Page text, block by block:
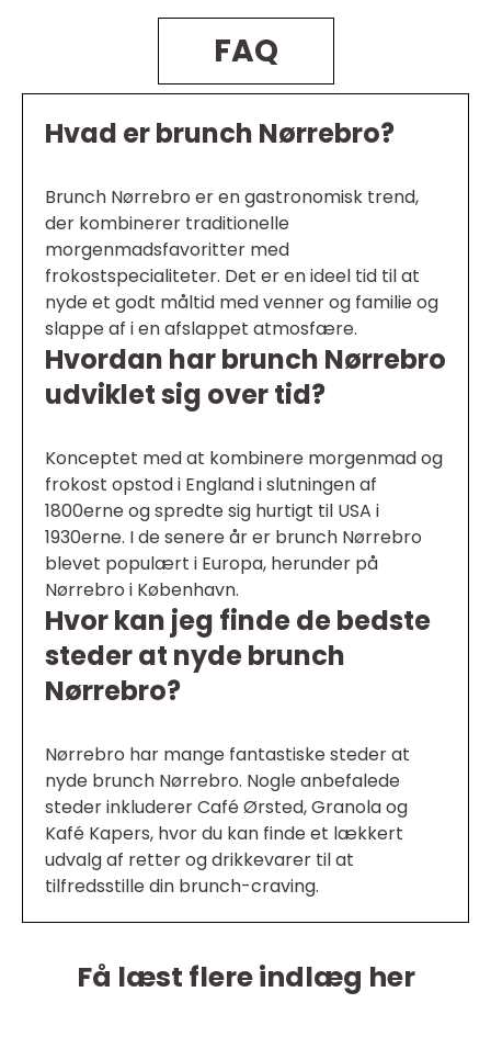
FAQ
Hvad er brunch Nørrebro?
Brunch Nørrebro er en gastronomisk trend,
der kombinerer traditionelle
morgenmadsfavoritter med
frokostspecialiteter. Det er en ideel tid til at
nyde et godt måltid med venner og familie og
slappe af i en afslappet atmosfære.
Hvordan har brunch Nørrebro
udviklet sig over tid?
Konceptet med at kombinere morgenmad og
frokost opstod i England i slutningen af
1800erne og spredte sig hurtigt til USA i
1930erne. I de senere år er brunch Nørrebro
blevet populært i Europa, herunder på
Nørrebro i København.
Hvor kan jeg finde de bedste
steder at nyde brunch
Nørrebro?
Nørrebro har mange fantastiske steder at
nyde brunch Nørrebro. Nogle anbefalede
steder inkluderer Café Ørsted, Granola og
Kafé Kapers, hvor du kan finde et lækkert
udvalg af retter og drikkevarer til at
tilfredsstille din brunch-craving.
Få læst flere indlæg her